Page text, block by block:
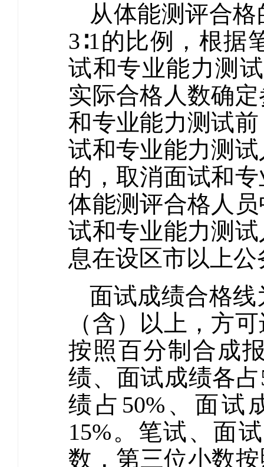
从体能测评合
3∶1的比例，根据
试和专业能力测
实际合格人数确
和专业能力测试
试和专业能力测
的，取消面试和
体能测评合格人
试和专业能力测
息在设区市以上
面试成绩合格
（含）以上，方
按照百分制合成
绩、面试成绩各
绩占50%、面试
15%。笔试、面
数，第三位小数